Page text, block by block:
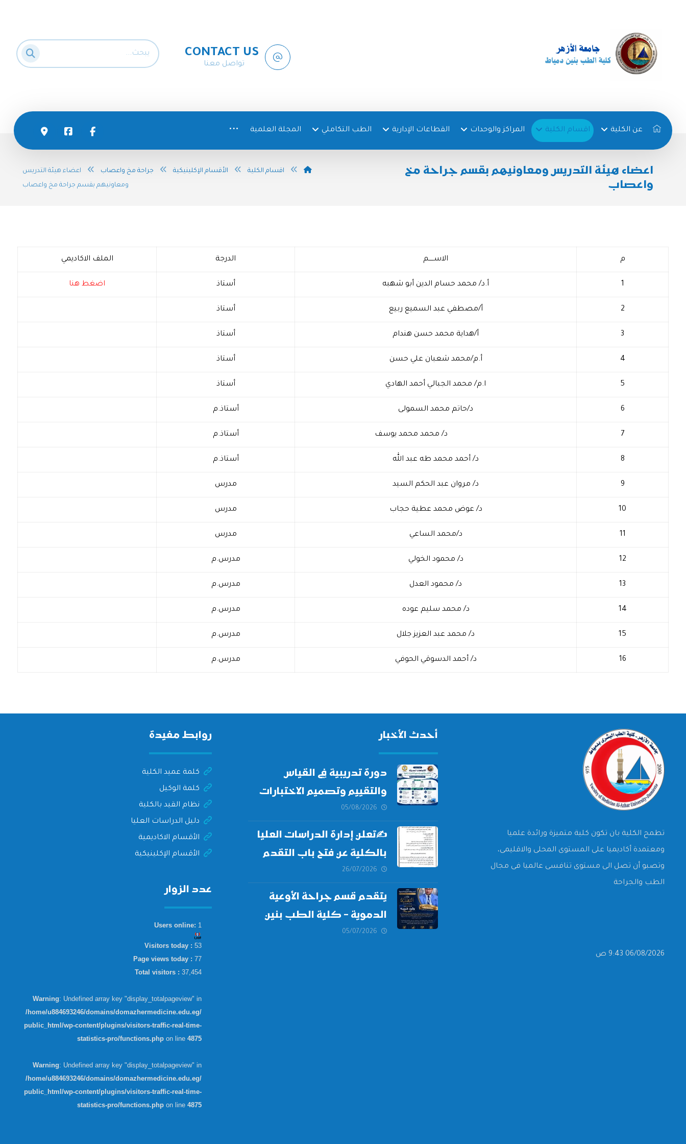
CONTACT US
تواصل معنا
عن الكلية اقسام الكلية المراكز والوحدات القطاعات الإدارية الطب التكاملي المجلة العلمية
اعضاء هيئة التدريس ومعاونيهم بقسم جراحة مخ
واعصاب
اقسام الكلية الأقسام الإكلينيكية جراحة مخ واعصاب
اعضاء هيئة التدريس
ومعاونيهم بقسم جراحة مخ واعصاب
م الاســـــم الدرجة الملف الاكاديمي
1 أ.د/ محمد حسام الدين أبو شهبه أستاذ اضغط هنا
2 أ/مصطفي عبد السميع ربيع أستاذ
3 أ/هداية محمد حسن هندام أستاذ
4 أ.م/محمد شعبان علي حسن أستاذ
5 ا.م/ محمد الجبالي أحمد الهادي أستاذ
6 د/حاتم محمد السمولى أستاذ.م
7 د/ محمد محمد يوسف أستاذ.م
8 د/ أحمد محمد طه عبد الله أستاذ.م
9 د/ مروان عبد الحكم السيد مدرس
10 د/ عوض محمد عطية حجاب مدرس
11 د/محمد الساعي مدرس
12 د/ محمود الخولي مدرس.م
13 د/ محمود العدل مدرس.م
14 د/ محمد سليم عوده مدرس.م
15 د/ محمد عبد العزيز جلال مدرس.م
16 د/ أحمد الدسوقي الحوفي مدرس.م
تطمح الكلية بان تكون كلية متميزة ورائدة علميا
ومعتمدة أكاديميا على المستوى المحلى والاقليمى،
وتصبو أن تصل الى مستوى تنافسى عالميا فى مجال
الطب والجراحة
06/08/2026 9:43 ص
أحدث الأخبار
دورة تدريبية في القياس
والتقييم وتصميم الاختبارات
الطبية
05/08/2026
✍تعلن إدارة الدراسات العليا
بالكلية عن فتح باب التقدم
للالتحاق ببرامج الدراسات
العليا لدورة
أكتوبر 2026،
26/07/2026
يتقدم قسم جراحة الأوعية
الدموية – كلية الطب بنين
05/07/2026
روابط مفيدة
كلمة عميد الكلية
كلمة الوكيل
نظام القيد بالكلية
دليل الدراسات العليا
الأقسام الاكاديمية
الأقسام الإكلينيكية
عدد الزوار
Users online: 1
Visitors today : 53
Page views today : 77
Total visitors : 37,454
Warning: Undefined array key "display_totalpageview" in
/home/u884693246/domains/domazhermedicine.edu.eg/
public_html/wp-content/plugins/visitors-traffic-real-time-
statistics-pro/functions.phpon line 4875
Warning: Undefined array key "display_totalpageview" in
/home/u884693246/domains/domazhermedicine.edu.eg/
public_html/wp-content/plugins/visitors-traffic-real-time-
statistics-pro/functions.phpon line 4875